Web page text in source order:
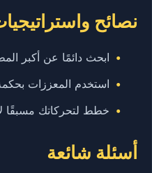
نصائح
ابحث دائمًا عن أكبر
استخدم المعززات
خطط لتحركاتك مسبقًا
أسئلة شائعة